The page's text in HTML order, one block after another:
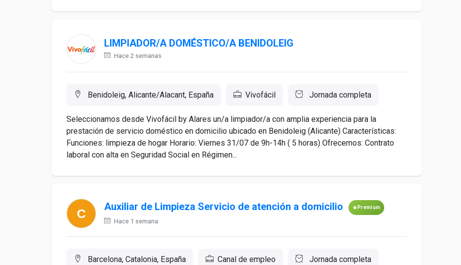
LIMPIADOR/A DOMÉSTICO/A BENIDOLEIG
Hace 2 semanas
Benidoleig, Alicante/Alacant, España Vivofácil Jornada completa
Seleccionamos desde Vivofácil by Alares un/a limpiador/a con amplia experiencia para la
prestación de servicio doméstico en domicilio ubicado en Benidoleig (Alicante) Características:
Funciones: limpieza de hogar Horario: Viernes 31/07 de 9h-14h ( 5 horas) Ofrecemos: Contrato
laboral con alta en Seguridad Social en Régimen...
Auxiliar de Limpieza Servicio de atención a domicilio Premium
Hace 1 semana
Barcelona, Catalonia, España Canal de empleo Jornada completa